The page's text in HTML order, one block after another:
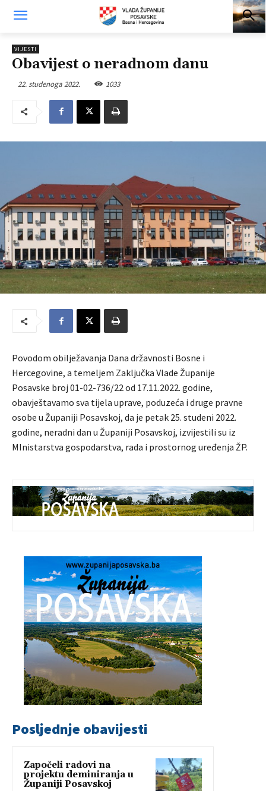
VIJESTI
Obavijest o neradnom danu
22. studenoga 2022. 1033
Povodom obilježavanja Dana državnosti Bosne i
Hercegovine, a temeljem Zaključka Vlade Županije
Posavske broj 01-02-736/22 od 17.11.2022. godine,
obavještavamo sva tijela uprave, poduzeća i druge pravne
osobe u Županiji Posavskoj, da je petak 25. studeni 2022.
godine, neradni dan u Županiji Posavskoj, izvijestili su iz
MInistarstva gospodarstva, rada i prostornog uređenja ŽP.
Posljednje obavijesti
Započeli radovi na
projektu deminiranja u
Županiji Posavskoj